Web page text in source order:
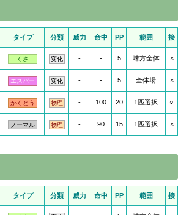
タイプ 分類 威力 命中 PP 範囲 接
くさ 変化 - - 5 味方全体 ×
エスパー 変化 - - 5 全体場 ×
かくとう 物理 - 100 20 1匹選択 ○
ノーマル 物理 - 90 15 1匹選択 ×
タイプ 分類 威力 命中 PP 範囲 接